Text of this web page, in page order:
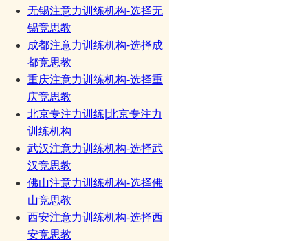
无锡注意力训练机构-选择无
锡竞思教
成都注意力训练机构-选择成
都竞思教
重庆注意力训练机构-选择重
庆竞思教
北京专注力训练|北京专注力
训练机构
武汉注意力训练机构-选择武
汉竞思教
佛山注意力训练机构-选择佛
山竞思教
西安注意力训练机构-选择西
安竞思教